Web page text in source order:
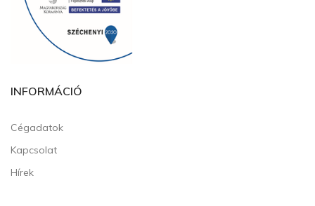
INFORMÁCIÓ
Cégadatok
Kapcsolat
Hírek